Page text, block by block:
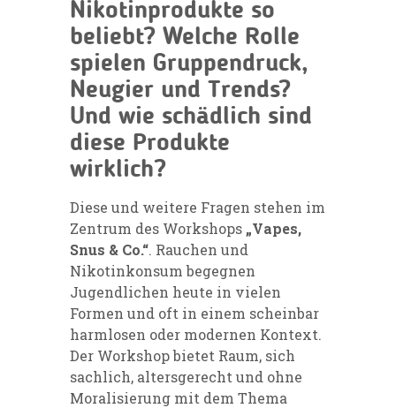
Nikotinprodukte so
beliebt? Welche Rolle
spielen Gruppendruck,
Neugier und Trends?
Und wie schädlich sind
diese Produkte
wirklich?
Diese und weitere Fragen stehen im
Zentrum des Workshops „Vapes,
Snus & Co.“. Rauchen und
Nikotinkonsum begegnen
Jugendlichen heute in vielen
Formen und oft in einem scheinbar
harmlosen oder modernen Kontext.
Der Workshop bietet Raum, sich
sachlich, altersgerecht und ohne
Moralisierung mit dem Thema